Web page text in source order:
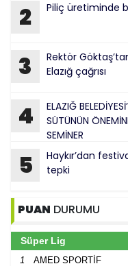
2 Piliç üretiminde
3
Rektör
Elazığ çağrısı
4
ELAZIĞ
SÜTÜNÜN
SEMİNER
5
Haykır’dan
tepki
PUAN DURUMU
Süper Lig
1
AMED SPORTİF